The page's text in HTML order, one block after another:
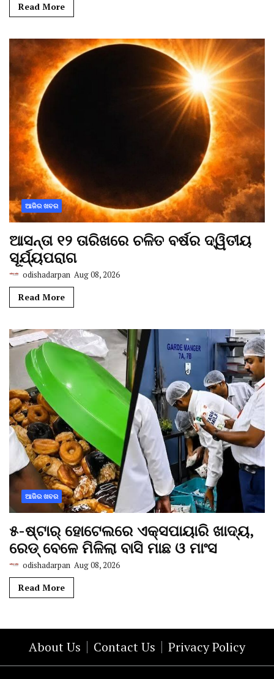
Read More
ଆଜିର ଖବର
ଆସନ୍ତା ୧୨ ତାରିଖରେ ଚଳିତ ବର୍ଷର ଦ୍ୱିତୀୟ
ସୂର୍ଯ୍ୟପରାଗ
odishadarpan Aug 08, 2026
Read More
ଆଜିର ଖବର
୫-ଷ୍ଟାର୍ ହୋଟେଲରେ ଏକ୍ସପାୟାରି ଖାଦ୍ୟ,
ରେଡ୍ ବେଳେ ମିଳିଲା ବାସି ମାଛ ଓ ମାଂସ
odishadarpan Aug 08, 2026
Read More
About Us Contact Us Privacy Policy